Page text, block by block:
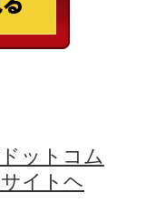
ットコム
イトヘ